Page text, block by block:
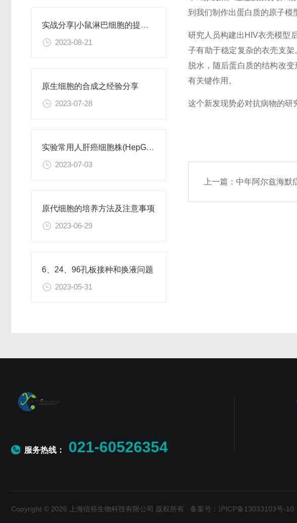
实战分享|小鼠淋巴细胞的提取和分选之经验小结
2023-08-21
原生细胞的合成之经验分享
2023-07-28
实验常用人肝癌细胞株(HepG2/Hep3B,HuH-7,MHCC97H,PLC/PRF/5)怎么选？
2023-07-03
原代细胞的培养方法及注意事项
2023-06-29
6、24、96孔板接种和换液问题
2023-05-31
到我们制作出蛋白质的原子模
研究人员构建出HIV衣壳模型
子有助于稳定复杂的衣壳支
脱水，随后蛋白质的结构改
有关键作用。
这个新发现势必对抗病物的研
上一篇： 中年阿尔兹海默症生物
服务热线： 021-60526354
Copyright © 2026 上海信裕生物科技有限公司 版权所有 备案号：沪ICP备13033103号-10